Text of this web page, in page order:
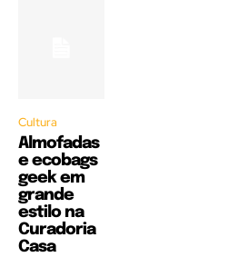
Cultura
Almofadas
e ecobags
geek em
grande
estilo na
Curadoria
Casa